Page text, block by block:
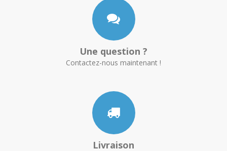
Une question ?
Contactez-nous maintenant !
Livraison